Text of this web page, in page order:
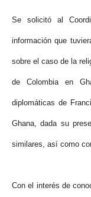
Se solicitó al
información que
sobre el caso de la
de Colombia en
diplomáticas de
Ghana, dada su
similares, así como
Con el interés de